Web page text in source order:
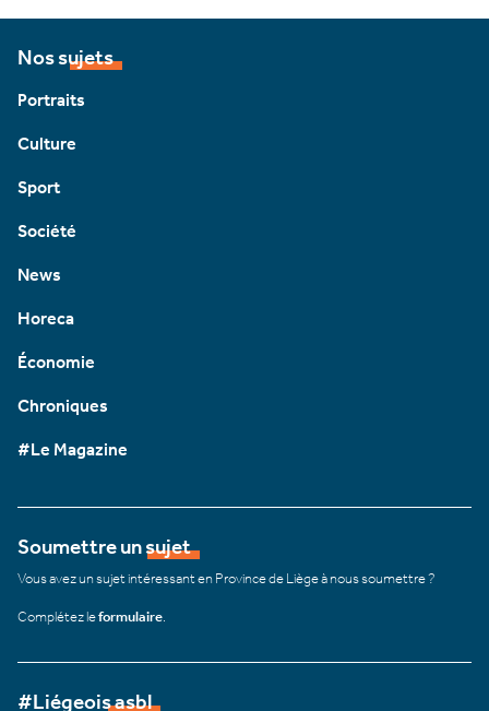
Nos sujets
Portraits
Culture
Sport
Société
News
Horeca
Économie
Chroniques
#Le Magazine
Soumettre un sujet
Vous avez un sujet intéressant en Province de Liège à nous soumettre ?
Complétez leformulaire
#Liégeois asbl